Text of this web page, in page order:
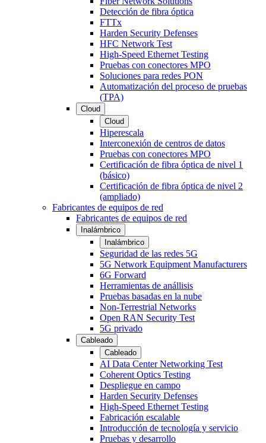
Detección de fibra óptica
FTTx
Harden Security Defenses
HFC Network Test
High-Speed Ethernet Testing
Pruebas con conectores MPO
Soluciones para redes PON
Automatización del proceso de pruebas
(TPA)
Cloud
Cloud
Hiperescala
Interconexión de centros de datos
Pruebas con conectores MPO
Certificación de fibra óptica de nivel 1
(básico)
Certificación de fibra óptica de nivel 2
(ampliado)
Fabricantes de equipos de red
Fabricantes de equipos de red
Inalámbrico
Inalámbrico
Seguridad de las redes 5G
5G Network Equipment Manufacturers
6G Forward
Herramientas de anállisis
Pruebas basadas en la nube
Non-Terrestrial Networks
Open RAN Security Test
5G privado
Cableado
Cableado
AI Data Center Networking Test
Coherent Optics Testing
Despliegue en campo
Harden Security Defenses
High-Speed Ethernet Testing
Fabricación escalable
Introducción de tecnología y servicio
Pruebas y desarrollo